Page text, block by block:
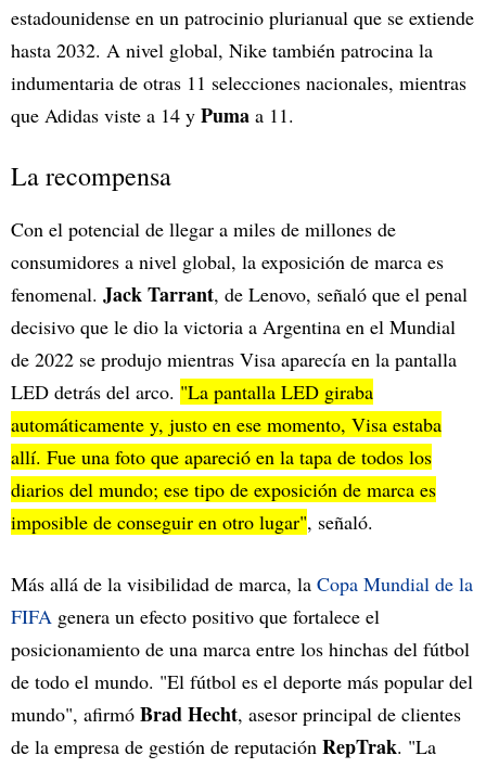
estadounidense en un patrocinio plurianual que se extiende
hasta 2032. A nivel global, Nike también patrocina la
indumentaria de otras 11 selecciones nacionales, mientras
que Adidas viste a 14 y Puma a 11.
La recompensa
Con el potencial de llegar a miles de millones de
consumidores a nivel global, la exposición de marca es
fenomenal. Jack Tarrant, de Lenovo, señaló que el penal
decisivo que le dio la victoria a Argentina en el Mundial
de 2022 se produjo mientras Visa aparecía en la pantalla
LED detrás del arco. "La pantalla LED giraba
automáticamente y, justo en ese momento, Visa estaba
allí. Fue una foto que apareció en la tapa de todos los
diarios del mundo; ese tipo de exposición de marca es
imposible de conseguir en otro lugar", señaló.
Más allá de la visibilidad de marca, la Copa Mundial de la
FIFA genera un efecto positivo que fortalece el
posicionamiento de una marca entre los hinchas del fútbol
de todo el mundo. "El fútbol es el deporte más popular del
mundo", afirmó Brad Hecht, asesor principal de clientes
de la empresa de gestión de reputación RepTrak. "La